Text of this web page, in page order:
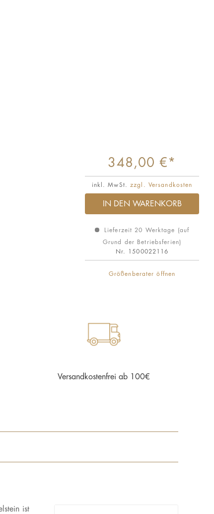
348,00 €*
inkl. MwSt. zzgl. Versandkosten
IN DEN WARENKORB
Lieferzeit 20 Werktage (auf
Grund der Betriebsferien)
Nr.
1500022116
Größenberater öffnen
Versandkostenfrei ab 100€
ist